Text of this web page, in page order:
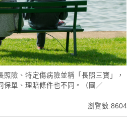
險、特定傷病險並稱「長照三寶」，
保單、理賠條件也不同。（圖／
瀏覽數:8604